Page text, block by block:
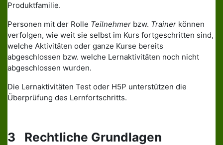
Produktfamilie.
Personen mit der Rolle Teilnehmer bzw. Trainer können
verfolgen, wie weit sie selbst im Kurs fortgeschritten sind,
welche Aktivitäten oder ganze Kurse bereits
abgeschlossen bzw. welche Lernaktivitäten noch nicht
abgeschlossen wurden.
Die Lernaktivitäten Test oder H5P unterstützen die
Überprüfung des Lernfortschritts.
3 Rechtliche Grundlagen